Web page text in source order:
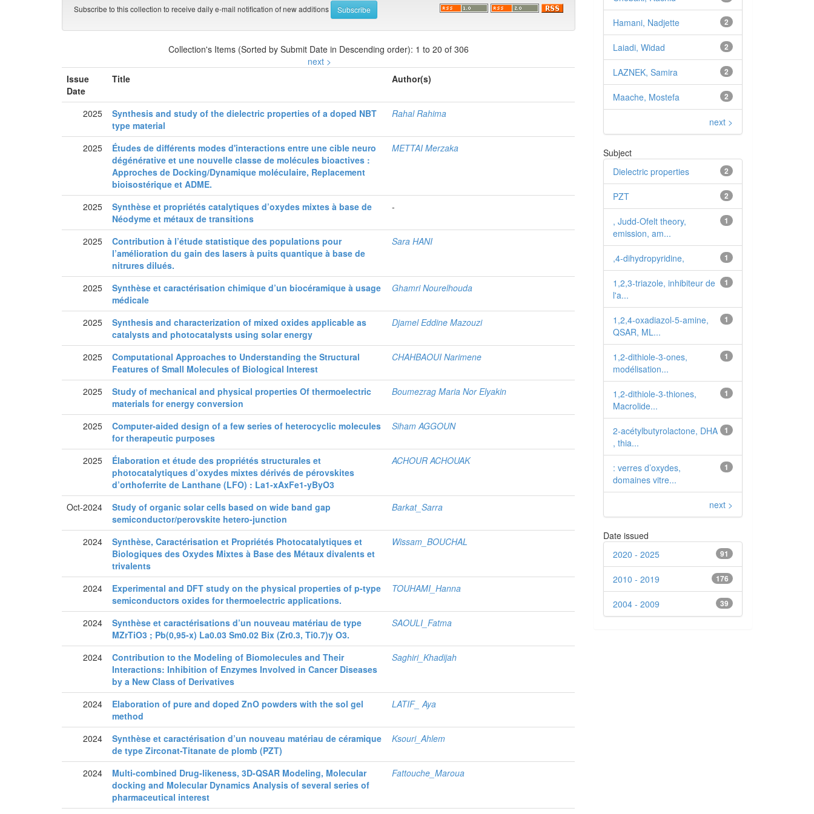
Subscribe to this collection to receive daily e-mail notification of new additions
Collection's Items (Sorted by Submit Date in Descending order): 1 to 20 of 306
next >
Issue
Date
Title Author(s)
2025
Synthesis and study of the dielectric properties of a doped NBT
type material
Rahal Rahima
2025
Études de différents modes d'interactions entre une cible neuro
dégénérative et une nouvelle classe de molécules bioactives :
Approches de Docking/Dynamique moléculaire, Replacement
bioisostérique et ADME.
METTAI Merzaka
2025
Synthèse et propriétés catalytiques d’oxydes mixtes à base de
Néodyme et métaux de transitions
-
2025
Contribution à l’étude statistique des populations pour
l’amélioration du gain des lasers à puits quantique à base de
nitrures dilués.
Sara HANI
2025
Synthèse et caractérisation chimique d’un biocéramique à usage
médicale
Ghamri Nourelhouda
2025
Synthesis and characterization of mixed oxides applicable as
catalysts and photocatalysts using solar energy
Djamel Eddine Mazouzi
2025
Computational Approaches to Understanding the Structural
Features of Small Molecules of Biological Interest
CHAHBAOUI Narimene
2025
Study of mechanical and physical properties Of thermoelectric
materials for energy conversion
Boumezrag Maria Nor Elyakin
2025
Computer-aided design of a few series of heterocyclic molecules
for therapeutic purposes
Siham AGGOUN
2025
Élaboration et étude des propriétés structurales et
photocatalytiques d’oxydes mixtes dérivés de pérovskites
d’orthoferrite de Lanthane (LFO) : La1-xAxFe1-yByO3
ACHOUR ACHOUAK
Oct-2024
Study of organic solar cells based on wide band gap
semiconductor/perovskite hetero-junction
Barkat_Sarra
2024
Synthèse, Caractérisation et Propriétés Photocatalytiques et
Biologiques des Oxydes Mixtes à Base des Métaux divalents et
trivalents
Wissam_BOUCHAL
2024
Experimental and DFT study on the physical properties of p-type
semiconductors oxides for thermoelectric applications.
TOUHAMI_Hanna
2024
Synthèse et caractérisations d’un nouveau matériau de type
MZrTiO3 ; Pb(0,95-x) La0.03 Sm0.02 Bix (Zr0.3, Ti0.7)y O3.
SAOULI_Fatma
2024
Contribution to the Modeling of Biomolecules and Their
Interactions: Inhibition of Enzymes Involved in Cancer Diseases
by a New Class of Derivatives
Saghiri_Khadijah
2024
Elaboration of pure and doped ZnO powders with the sol gel
method
LATIF_ Aya
2024
Synthèse et caractérisation d’un nouveau matériau de céramique
de type Zirconat-Titanate de plomb (PZT)
Ksouri_Ahlem
2024
Multi-combined Drug-likeness, 3D-QSAR Modeling, Molecular
docking and Molecular Dynamics Analysis of several series of
pharmaceutical interest
Fattouche_Maroua
2
Hamani, Nadjette
2
Laiadi, Widad
2
LAZNEK, Samira
2
Maache, Mostefa
next >
Subject
2
Dielectric properties
2
PZT
1
, Judd-Ofelt theory,
emission, am...
1
,4-dihydropyridine,
1
1,2,3-triazole, inhibiteur de
l'a...
1
1,2,4-oxadiazol-5-amine,
QSAR, ML...
1
1,2-dithiole-3-ones,
modélisation...
1
1,2-dithiole-3-thiones,
Macrolide...
1
2-acétylbutyrolactone, DHA
, thia...
1
: verres d’oxydes,
domaines vitre...
next >
Date issued
91
2020 - 2025
176
2010 - 2019
39
2004 - 2009